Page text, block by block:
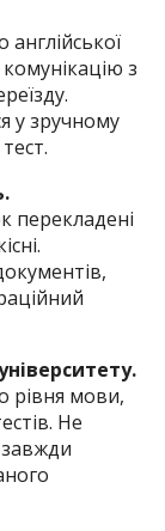
з
у зручному
перекладені
рівня мови,
Не